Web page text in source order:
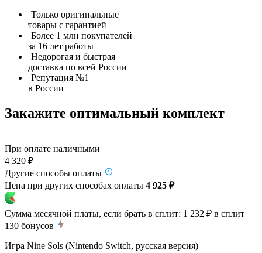
Только оригинальные
товары с гарантией
Более 1 млн покупателей
за 16 лет работы
Недорогая и быстрая
доставка по всей России
Репутация №1
в России
Закажите оптимальный комплект
При оплате наличными
4 320 ₽
Другие способы оплаты
Цена при других способах оплаты 4 925 ₽
Сумма месячной платы, если брать в сплит: 1 232 ₽ в сплит
130 бонусов
Игра Nine Sols (Nintendo Switch, русская версия)